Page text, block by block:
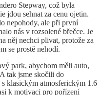
Stepway, což byla
jdou sehnat za cenu ojetin.
nepohody, ale při první
nás v rozsolené břečce. Je
něj nechci plivat, protože za
se prostě nehodí.
park, abychom měli auto,
tak jsme skočili do
klasickým atmosferickým 1.6
k motivaci pro pořízení